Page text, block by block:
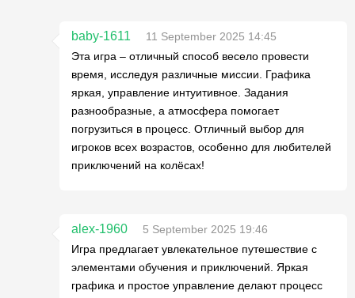
baby-1611
11 September 2025 14:45
Эта игра – отличный способ весело провести
время, исследуя различные миссии. Графика
яркая, управление интуитивное. Задания
разнообразные, а атмосфера помогает
погрузиться в процесс. Отличный выбор для
игроков всех возрастов, особенно для любителей
приключений на колёсах!
alex-1960
5 September 2025 19:46
Игра предлагает увлекательное путешествие с
элементами обучения и приключений. Яркая
графика и простое управление делают процесс